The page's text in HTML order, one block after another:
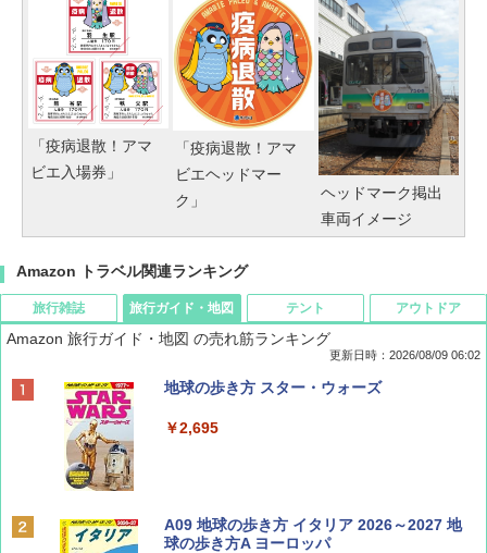
「疫病退散！アマ
ビエ入場券」
「疫病退散！アマ
ビエヘッドマー
ク」
ヘッドマーク掲出
車両イメージ
Amazon トラベル関連ランキング
旅行雑誌
BE-PAL(ビ-パル) 2026年 9 月号【特別付録:
ディズニーファン ２０２６年 ９月号 [雑
誌] (ＤＩＳＮＥＹ ＦＡＮ)
旅行ガイド・地図
Amazon 旅行ガイド・地図 の売れ筋ランキング
更新日時：2026/08/09 06:02
地球の歩き方 スター・ウォーズ
￥2,695
A09 地球の歩き方 イタリア 2026～2027 地
球の歩き方A ヨーロッパ
テント アウトドア